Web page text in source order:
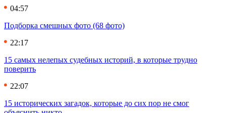
04:57
Подборка смешных фото (68 фото)
22:17
15 самых нелепых судебных историй, в которые трудно
поверить
22:07
15 исторических загадок, которые до сих пор не смог